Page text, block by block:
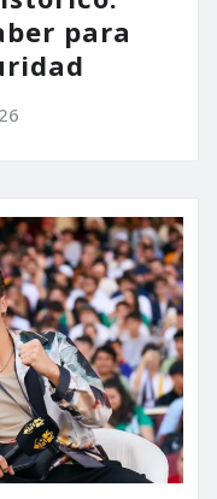
para